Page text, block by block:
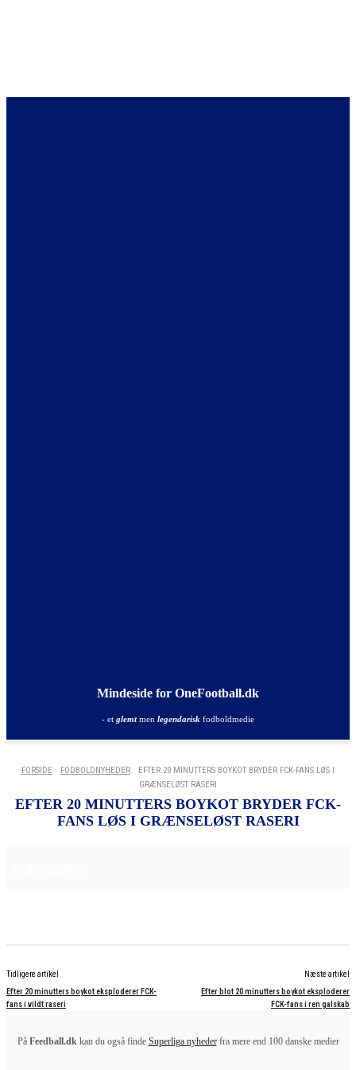
Mindeside for OneFootball.dk
- et glemtmen legendarisk fodboldmedie
FORSIDE FODBOLDNYHEDER
EFTER 20 MINUTTERS BOYKOT BRYDER FCK-FANS LØS I
GRÆNSELØST RASERI
EFTER 20 MINUTTERS BOYKOT BRYDER FCK-
FANS LØS I GRÆNSELØST RASERI
Tidligere artikel
Efter 20 minutters boykot eksploderer FCK-
fans i vildt raseri
Næste artikel
Efter blot 20 minutters boykot eksploderer
FCK-fans i ren galskab
På Feedball.dkkan du også finde Superliga nyhederfra mere end 100 danske medier